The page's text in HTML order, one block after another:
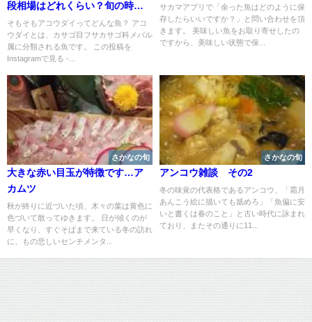
段相場はどれくらい？旬の時
期・人気の調理方法もご紹介
そもそもアコウダイってどんな魚？ アコ
ウダイとは、カサゴ目フサカサゴ科メバル
属に分類される魚です。 この投稿を
Instagramで見る -...
サカマアプリで「余った魚はどのように保
存したらいいですか？」と問い合わせを頂
きます。 美味しい魚をお取り寄せしたの
ですから、美味しい状態で保...
さかなの旬
大きな赤い目玉が特徴です…ア
カムツ
秋が終りに近づいた頃、木々の葉は黄色に
色づいて散ってゆきます。 日が傾くのが
早くなり、すぐそばまで来ている冬の訪れ
に、もの悲しいセンチメンタ...
さかなの旬
アンコウ雑談 その2
冬の味覚の代表格であるアンコウ、「霜月
あんこう絵に描いても舐めろ」「魚偏に安
いと書くは春のこと」と古い時代に詠まれ
ており、またその通りに11...